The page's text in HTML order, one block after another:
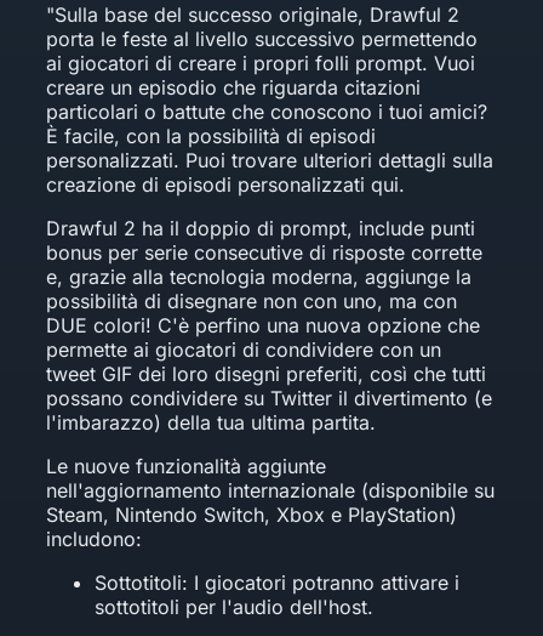
"Sulla base del successo originale, Drawful 2
porta le feste al livello successivo permettendo
ai giocatori di creare i propri folli prompt. Vuoi
creare un episodio che riguarda citazioni
particolari o battute che conoscono i tuoi amici?
È facile, con la possibilità di episodi
personalizzati. Puoi trovare ulteriori dettagli sulla
creazione di episodi personalizzati qui.
Drawful 2 ha il doppio di prompt, include punti
bonus per serie consecutive di risposte corrette
e, grazie alla tecnologia moderna, aggiunge la
possibilità di disegnare non con uno, ma con
DUE colori! C'è perfino una nuova opzione che
permette ai giocatori di condividere con un
tweet GIF dei loro disegni preferiti, così che tutti
possano condividere su Twitter il divertimento (e
l'imbarazzo) della tua ultima partita.
Le nuove funzionalità aggiunte
nell'aggiornamento internazionale (disponibile su
Steam, Nintendo Switch, Xbox e PlayStation)
includono:
Sottotitoli: I giocatori potranno attivare i
sottotitoli per l'audio dell'host.